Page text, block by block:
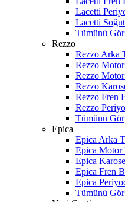
Lacetti
Lacetti
Tümünü Gör
Rezzo
Rezzo Arka
Rezzo
Rezzo
Rezzo
Rezzo Fren
Rezzo
Tümünü Gör
Epica
Epica Arka
Epica Motor
Epica
Epica Fren
Epica
Tümünü Gör